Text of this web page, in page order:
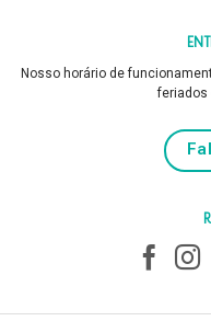
Nosso horário de
feriados